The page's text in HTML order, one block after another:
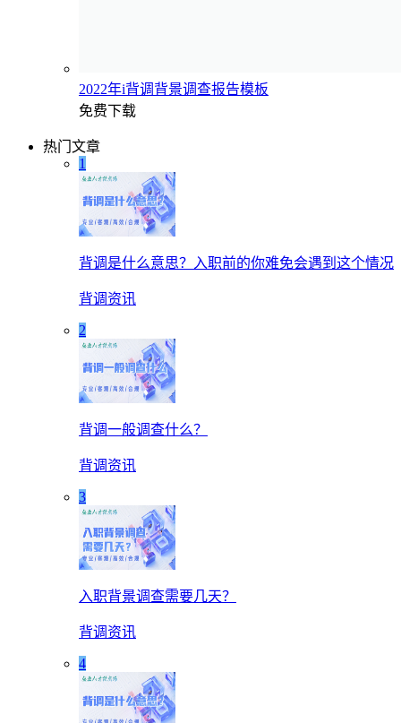
2022年i背调背景调查报告模板
免费下载
热门文章
1
背调是什么意思？入职前的你难免会遇到这个情况
背调资讯
2
背调一般调查什么？
背调资讯
3
入职背景调查需要几天？
背调资讯
4